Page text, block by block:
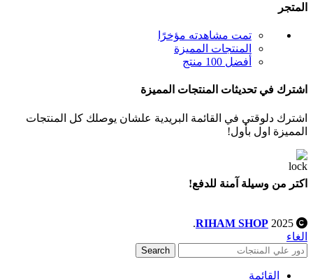
المتجر
تمت مشاهدته مؤخرًا
المنتجات المميزة
أفضل 100 منتج
اشترك في تحديثات المنتجات المميزة
اشترك دلوقتي في القائمة البريدية علشان يوصلك كل المنتجات
المميزة اول بأول!
اكتر من وسيلة آمنة للدفع!
RIHAM SHOP
.
الغاء
Search
القائمة